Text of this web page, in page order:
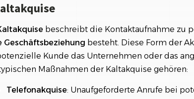
beschreibt die Kontaktaufnahme zu
Geschäftsbeziehung besteht. Diese Form der
Kunde das Unternehmen oder das
Maßnahmen der Kaltakquise gehören:
Telefonakquise: Unaufgeforderte Anrufe bei